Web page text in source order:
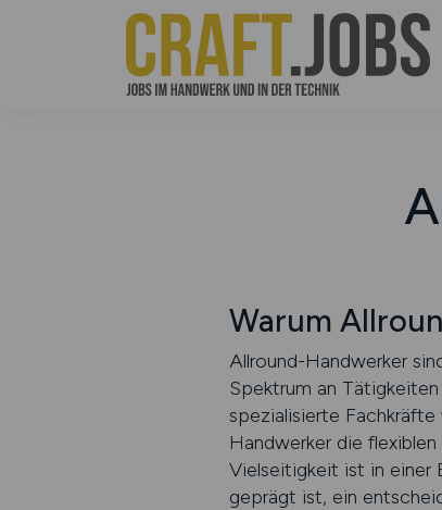
Warum
Allround-Handwerker
Spektrum an
spezialisierte Fachkräfte
Handwerker die
Vielseitigkeit ist in einer
geprägt ist, ein